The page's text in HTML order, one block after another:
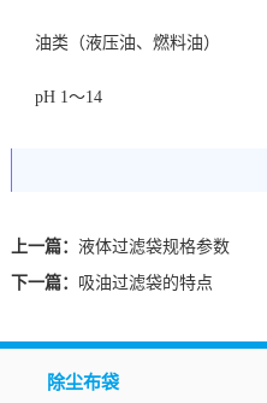
油类（液压油、燃料油）
pH 1～14
上一篇： 液体过滤袋规格参数
下一篇： 吸油过滤袋的特点
除尘布袋